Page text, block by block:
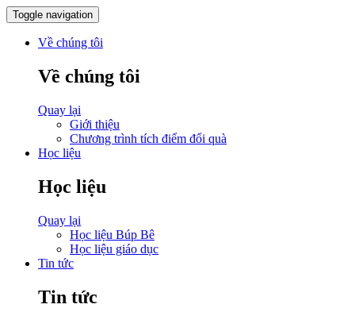
Toggle navigation
Về chúng tôi
Về chúng tôi
Quay lại
Giới thiệu
Chương trình tích điểm đổi quà
Học liệu
Học liệu
Quay lại
Học liệu Búp Bê
Học liệu giáo dục
Tin tức
Tin tức